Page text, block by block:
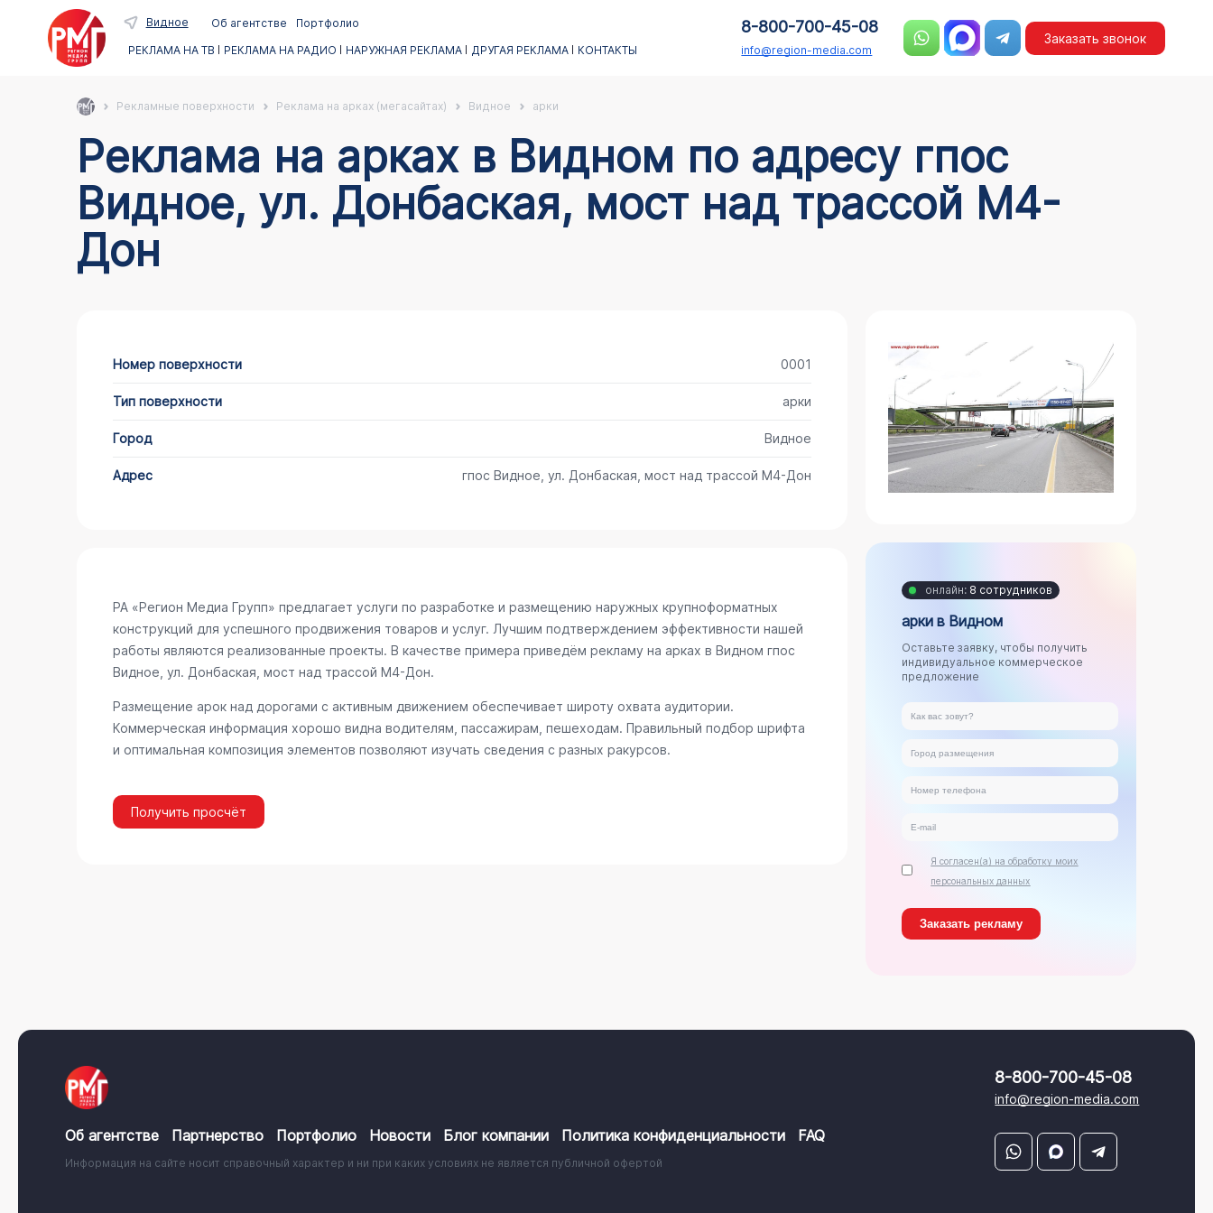
Видное Об агентстве
Портфолио
РЕКЛАМА НА ТВ
РЕКЛАМА НА РАДИО НАРУЖНАЯ РЕКЛАМА ДРУГАЯ РЕКЛАМА КОНТАКТЫ
8-800-700-45-08
info@region-media.com
Заказать звонок
Рекламные поверхности Реклама на арках (мегасайтах) Видное арки
Реклама на арках в Видном по адресу гпос
Видное, ул. Донбаская, мост над трассой М4-
Дон
Номер поверхности 0001
Тип поверхности арки
Город Видное
Адрес гпос Видное, ул. Донбаская, мост над трассой М4-Дон
РА «Регион Медиа Групп» предлагает услуги по разработке и размещению наружных крупноформатных
конструкций для успешного продвижения товаров и услуг. Лучшим подтверждением эффективности нашей
работы являются реализованные проекты. В качестве примера приведём рекламу на арках в Видном гпос
Видное, ул. Донбаская, мост над трассой М4-Дон.
Размещение арок над дорогами с активным движением обеспечивает широту охвата аудитории.
Коммерческая информация хорошо видна водителям, пассажирам, пешеходам. Правильный подбор шрифта
и оптимальная композиция элементов позволяют изучать сведения с разных ракурсов.
Получить просчёт
онлайн: 8 сотрудников
арки в Видном
Оставьте заявку, чтобы получить
индивидуальное коммерческое
предложение
Я согласен(а) на обработку моих
персональных данных
8-800-700-45-08
info@region-media.com
Об агентстве Партнерство Портфолио Новости Блог компании Политика конфиденциальности FAQ
Информация на сайте носит справочный характер и ни при каких условиях не является публичной офертой